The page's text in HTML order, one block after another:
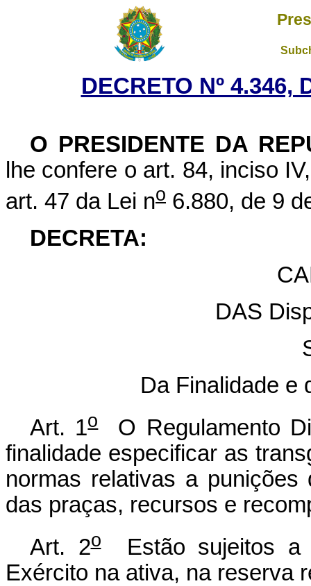
DECRETO Nº 4.346,
O PRESIDENTE DA
lhe confere o art. 84, inciso
art. 47 da Lei no 6.880, de 9
DECRETA:
DAS
Da Finalidade e
Art. 1oO Regulamento
finalidade especificar as
normas relativas a punições
das praças, recursos e
Art. 2oEstão sujeitos a
Exército na ativa, na reserva